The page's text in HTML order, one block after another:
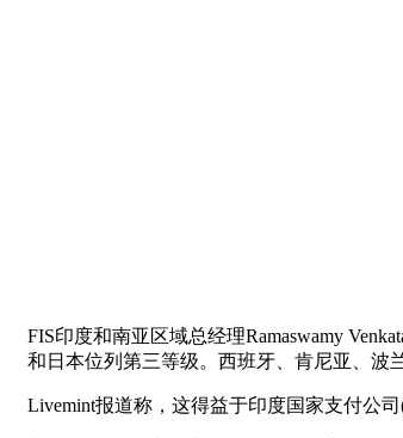
FIS印度和南亚区域总经理Ramaswamy
和日本位列第三等级。西班牙、肯尼亚、波
Livemint报道称，这得益于印度国家支付公